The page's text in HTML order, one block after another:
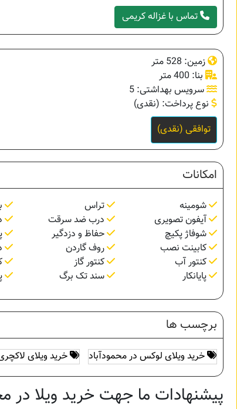
تماس با غزاله کریمی
زمین: 528 متر
بنا: 400 متر
سرویس بهداشتی: 5
نوع پرداخت: (نقدی)
توافقی (نقدی)
امکانات
شومینه تراس
آیفون تصویری
درب ضد سرقت
شوفاژ پکیچ
حفاظ و دزدگیر
کابینت نصب
روف گاردن
کنتور آب
کنتور گاز
پایانکار
سند تک برگ
برچسب ها
خرید ویلای لوکس در محمودآباد خرید ویلای
پیشنهادات ما جهت خرید ویلا در